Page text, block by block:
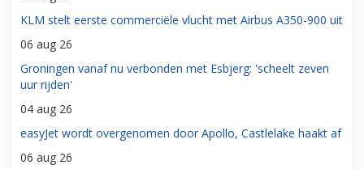
KLM stelt eerste commerciële vlucht met Airbus A350-900 uit
06 aug 26
Groningen vanaf nu verbonden met Esbjerg: 'scheelt zeven
uur rijden'
04 aug 26
easyJet wordt overgenomen door Apollo, Castlelake haakt af
06 aug 26